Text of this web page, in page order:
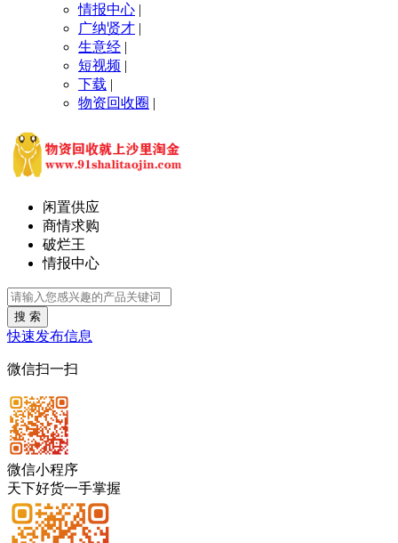
情报中心 |
广纳贤才 |
生意经 |
短视频 |
下载 |
物资回收圈 |
闲置供应
商情求购
破烂王
情报中心
搜 索
快速发布信息
微信扫一扫
微信小程序
天下好货一手掌握